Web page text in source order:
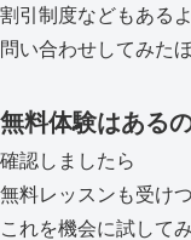
割引制度などもある
問い合わせしてみた
無料体験はある
確認しましたら
無料レッスンも受け
これを機会に試して